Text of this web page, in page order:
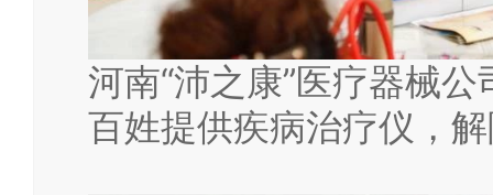
河南“沛之康”医疗器械
百姓提供疾病治疗仪，